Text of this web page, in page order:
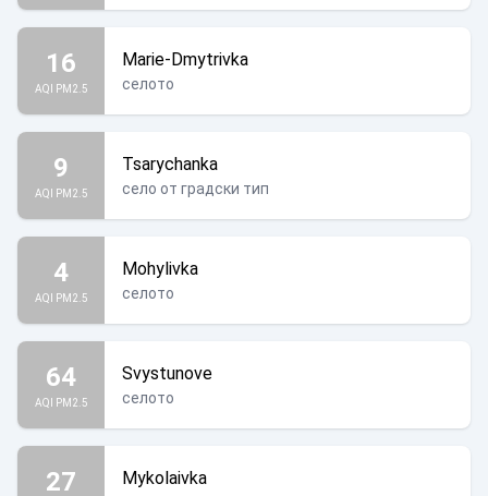
16
AQI PM2.5
Marie-Dmytrivka
селото
9
AQI PM2.5
Tsarychanka
село от градски тип
4
AQI PM2.5
Mohylivka
селото
64
AQI PM2.5
Svystunove
селото
27 Mykolaivka